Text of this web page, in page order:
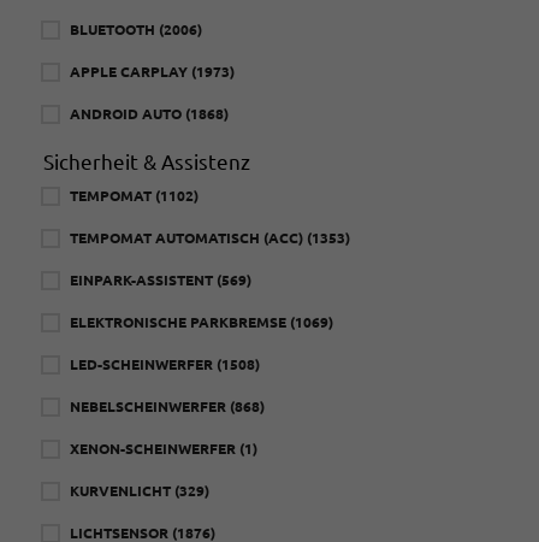
BLUETOOTH (2006)
APPLE CARPLAY (1973)
ANDROID AUTO (1868)
Sicherheit & Assistenz
TEMPOMAT (1102)
TEMPOMAT AUTOMATISCH (ACC) (1353)
EINPARK-ASSISTENT (569)
ELEKTRONISCHE PARKBREMSE (1069)
LED-SCHEINWERFER (1508)
NEBELSCHEINWERFER (868)
XENON-SCHEINWERFER (1)
KURVENLICHT (329)
LICHTSENSOR (1876)